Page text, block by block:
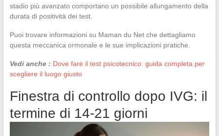
stadio più avanzato comportano un possibile allungamento della
durata di positività dei test.
Puoi trovare informazioni su Maman du Net che dettagliamo
questa meccanica ormonale e le sue implicazioni pratiche.
Vedi anche : Dove fare il test psicotecnico: guida completa per
scegliere il luogo giusto
Finestra di controllo dopo IVG: il
termine di 14-21 giorni